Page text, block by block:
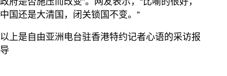
中国还是大清国，闭关锁国不变。”
以上是自由亚洲电台驻香港特约记者心语的采访报
导